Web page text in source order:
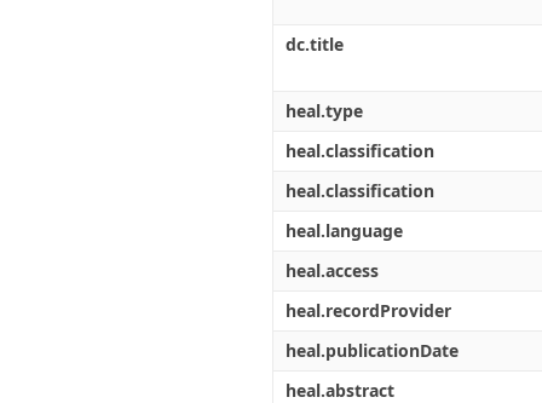
dc.title
heal.type
heal.classification
heal.classification
heal.language
heal.access
heal.recordProvider
heal.publicationDate
heal.abstract